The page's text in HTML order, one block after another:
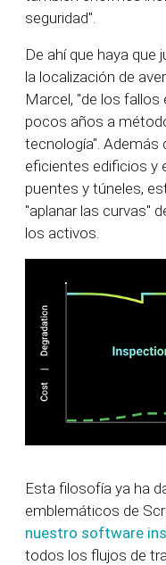
seguridad".
De ahí que haya que
la localización de
Marcel, "de los
pocos años a
tecnología". Además
eficientes edificios y
puentes y túneles,
"aplanar las curvas"
los activos.
Esta filosofía ya ha
emblemáticos de
nuestro software
todos los flujos de